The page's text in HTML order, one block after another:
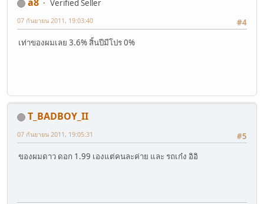
Verified Seller
#4
07 กันยายน 2011, 19:03:40
เท่าของผมเลย 3.6% สิ้นปีมีโปร 0%
T_BADBOY_II
#5
07 กันยายน 2011, 19:05:31
ของผมดาว ดอก 1.99 เองแต่คนละค่าย และ รถเก๋ง อิอิ